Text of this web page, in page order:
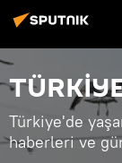
Türkiye'de
haberleri ve